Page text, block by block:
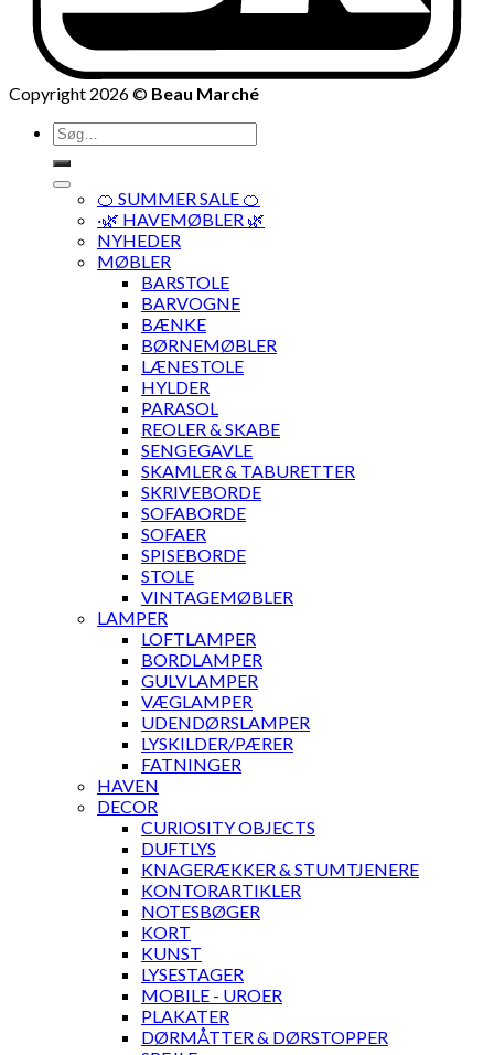
Copyright 2026 © Beau Marché
Søg
efter:
🍊 SUMMER SALE 🍊
·🌿 HAVEMØBLER 🌿
NYHEDER
MØBLER
BARSTOLE
BARVOGNE
BÆNKE
BØRNEMØBLER
LÆNESTOLE
HYLDER
PARASOL
REOLER & SKABE
SENGEGAVLE
SKAMLER & TABURETTER
SKRIVEBORDE
SOFABORDE
SOFAER
SPISEBORDE
STOLE
VINTAGEMØBLER
LAMPER
LOFTLAMPER
BORDLAMPER
GULVLAMPER
VÆGLAMPER
UDENDØRSLAMPER
LYSKILDER/PÆRER
FATNINGER
HAVEN
DECOR
CURIOSITY OBJECTS
DUFTLYS
KNAGERÆKKER & STUMTJENERE
KONTORARTIKLER
NOTESBØGER
KORT
KUNST
LYSESTAGER
MOBILE - UROER
PLAKATER
DØRMÅTTER & DØRSTOPPER